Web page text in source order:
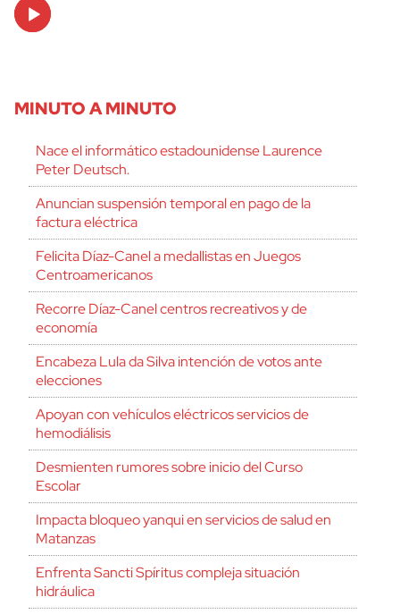
Player
MINUTO A MINUTO
Nace el informático estadounidense Laurence
Peter Deutsch.
Anuncian suspensión temporal en pago de la
factura eléctrica
Felicita Díaz-Canel a medallistas en Juegos
Centroamericanos
Recorre Díaz-Canel centros recreativos y de
economía
Encabeza Lula da Silva intención de votos ante
elecciones
Apoyan con vehículos eléctricos servicios de
hemodiálisis
Desmienten rumores sobre inicio del Curso
Escolar
Impacta bloqueo yanqui en servicios de salud en
Matanzas
Enfrenta Sancti Spíritus compleja situación
hidráulica